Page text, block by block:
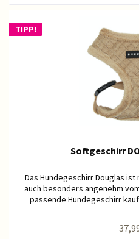
TIPP!
Softgeschirr
Das Hundegeschirr Douglas
auch besonders angenehm
passende Hundegeschirr